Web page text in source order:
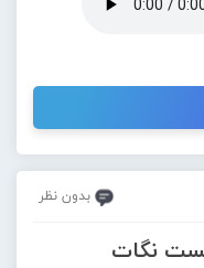
بدون نظر
نگات